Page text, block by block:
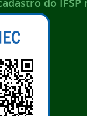
do IFSP